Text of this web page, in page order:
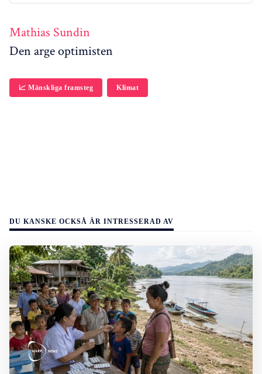
Mathias Sundin
Den arge optimisten
📈 Mänskliga framsteg Klimat
DU KANSKE OCKSÅ ÄR INTRESSERAD AV